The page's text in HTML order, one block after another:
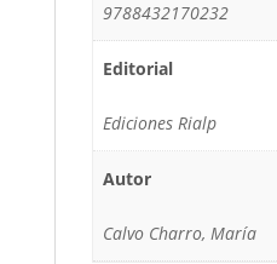
9788432170232
Editorial
Ediciones Rialp
Autor
Calvo Charro, María